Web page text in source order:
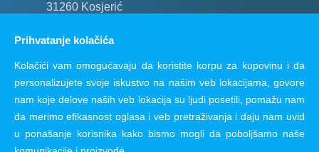
31260 Kosjerić
E-mail adresa
office@poolmaster.rs
Telefon
063 829 56 13
Prihvatanje kolačića
Kolačići vam omogućavaju da koristite korpu za kupovinu i da
personalizujete svoje iskustvo na našim veb lokacijama, govore
nam koje delove naših veb lokacija su ljudi posetili, pomažu nam
da merimo efikasnost oglasa i veb pretraživanja i daju nam uvid
u ponašanje korisnika kako bismo mogli da poboljšamo naše